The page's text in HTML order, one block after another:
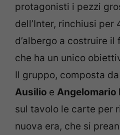
protagonisti i pezzi
dell’Inter, rinchiusi per
d’albergo a costruire
che ha un unico
Il gruppo, composta da
Ausilio e Angelomario
sul tavolo le carte per
nuova era, che si